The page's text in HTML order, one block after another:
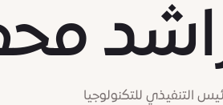
التنفيذي للتكنولوجيا